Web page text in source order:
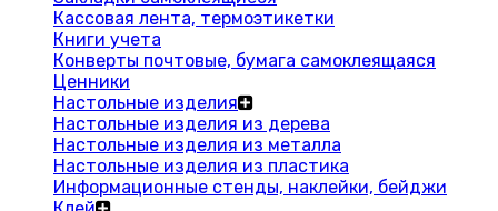
Кассовая лента, термоэтикетки
Книги учета
Конверты почтовые, бумага самоклеящаяся
Ценники
Настольные изделия
Настольные изделия из дерева
Настольные изделия из металла
Настольные изделия из пластика
Информационные стенды, наклейки, бейджи